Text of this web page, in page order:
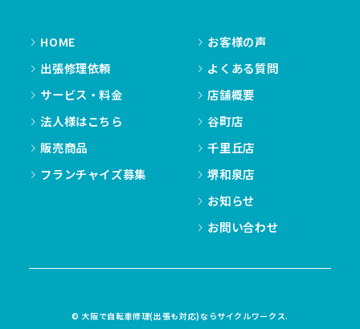
HOME
出張修理依頼
サービス・料金
法人様はこちら
販売商品
フランチャイズ募集
お客様の声
よくある質問
店舗概要
谷町店
千里丘店
堺和泉店
お知らせ
お問い合わせ
© 大阪で自転車修理(出張も対応)ならサイクルワークス.